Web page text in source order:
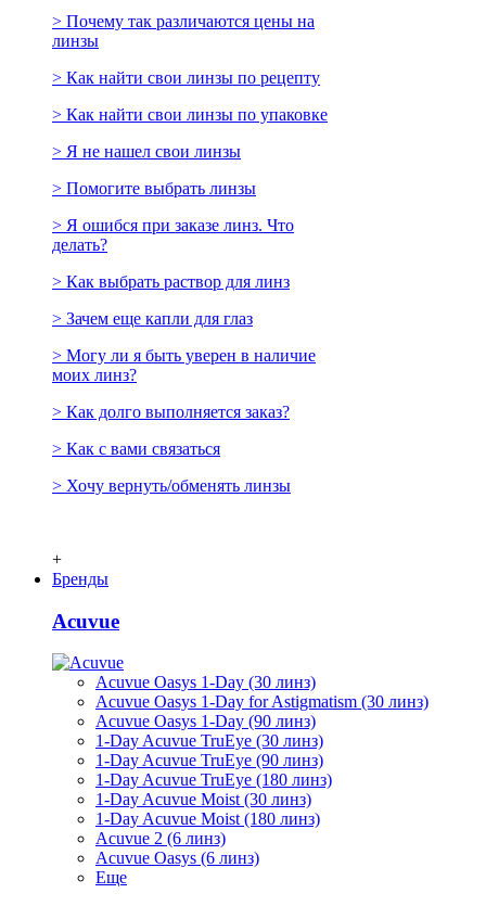
> Почему так различаются цены на
линзы
> Как найти свои линзы по рецепту
> Как найти свои линзы по упаковке
> Я не нашел свои линзы
> Помогите выбрать линзы
> Я ошибся при заказе линз. Что
делать?
> Как выбрать раствор для линз
> Зачем еще капли для глаз
> Могу ли я быть уверен в наличие
моих линз?
> Как долго выполняется заказ?
> Как с вами связаться
> Хочу вернуть/обменять линзы
+
Бренды
Acuvue
Acuvue Oasys 1-Day (30 линз)
Acuvue Oasys 1-Day for Astigmatism (30 линз)
Acuvue Oasys 1-Day (90 линз)
1-Day Acuvue TruEye (30 линз)
1-Day Acuvue TruEye (90 линз)
1-Day Acuvue TruEye (180 линз)
1-Day Acuvue Moist (30 линз)
1-Day Acuvue Moist (180 линз)
Acuvue 2 (6 линз)
Acuvue Oasys (6 линз)
Еще